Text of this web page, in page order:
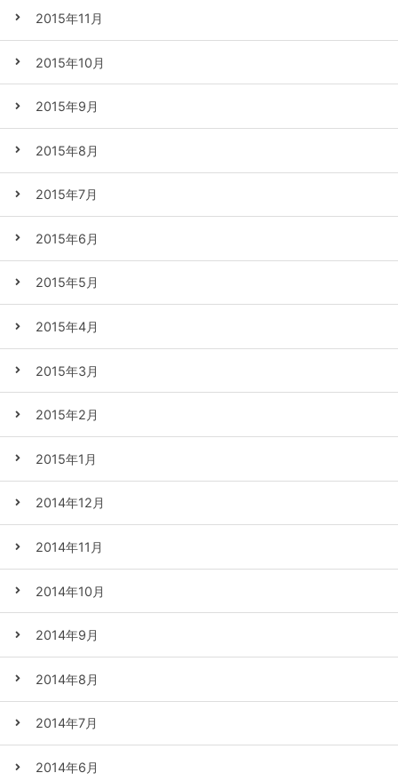
2015年11月
2015年10月
2015年9月
2015年8月
2015年7月
2015年6月
2015年5月
2015年4月
2015年3月
2015年2月
2015年1月
2014年12月
2014年11月
2014年10月
2014年9月
2014年8月
2014年7月
2014年6月